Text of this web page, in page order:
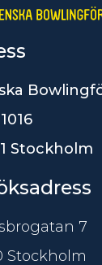
Stockholm
7
Stockholm